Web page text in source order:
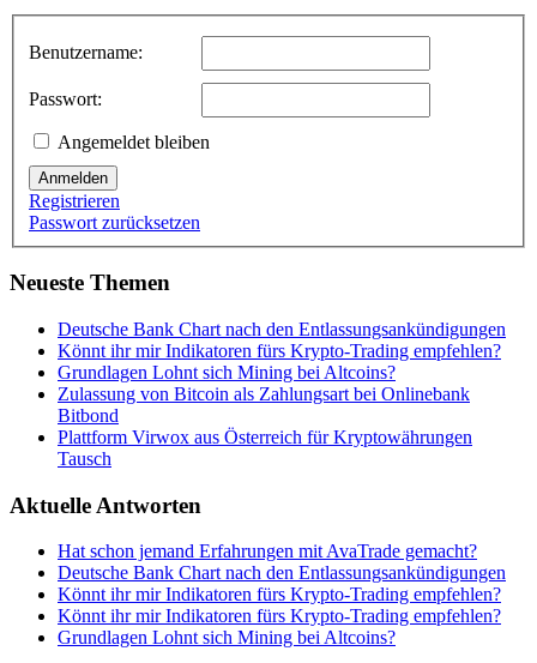
Benutzername:
Passwort:
Angemeldet bleiben
Anmelden
Registrieren
Passwort zurücksetzen
Neueste Themen
Deutsche Bank Chart nach den Entlassungsankündigungen
Könnt ihr mir Indikatoren fürs Krypto-Trading empfehlen?
Grundlagen Lohnt sich Mining bei Altcoins?
Zulassung von Bitcoin als Zahlungsart bei Onlinebank
Bitbond
Plattform Virwox aus Österreich für Kryptowährungen
Tausch
Aktuelle Antworten
Hat schon jemand Erfahrungen mit AvaTrade gemacht?
Deutsche Bank Chart nach den Entlassungsankündigungen
Könnt ihr mir Indikatoren fürs Krypto-Trading empfehlen?
Könnt ihr mir Indikatoren fürs Krypto-Trading empfehlen?
Grundlagen Lohnt sich Mining bei Altcoins?